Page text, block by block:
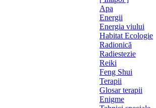
Apa
Energii
Energia viului
Habitat Ecologie
Radionică
Radiestezie
Reiki
Feng Shui
Terapii
Glosar terapii
Enigme